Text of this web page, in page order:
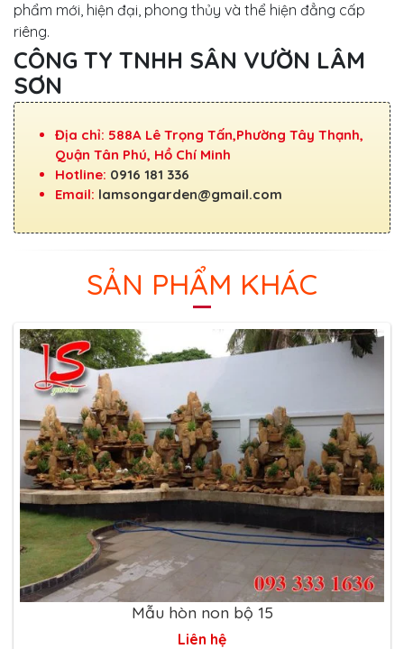
phẩm mới, hiện đại, phong thủy và thể hiện đẳng cấp
riêng.
CÔNG TY TNHH SÂN VƯỜN LÂM
SƠN
Địa chỉ: 588A Lê Trọng Tấn,Phường Tây Thạnh,
Quận Tân Phú, Hồ Chí Minh
Hotline: 0916 181 336
Email: lamsongarden@gmail.com
SẢN PHẨM KHÁC
Mẫu hòn non bộ 15
Liên hệ